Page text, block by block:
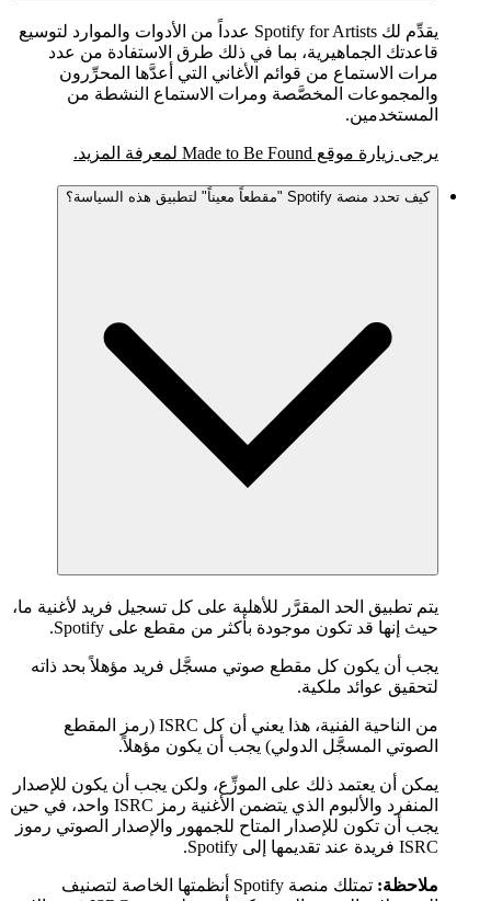
يقدِّم لك Spotify for Artists عدداً من الأدوات والموارد لتوسيع
قاعدتك الجماهيرية، بما في ذلك طرق الاستفادة من عدد
مرات الاستماع من قوائم الأغاني التي أعدَّها المحرِّرون
والمجموعات المخصَّصة ومرات الاستماع النشطة من
المستخدمين.
يرجى زيارة موقع Made to Be Found لمعرفة المزيد.
كيف تحدد منصة Spotify "مقطعاً معيناً" لتطبيق هذه السياسة؟
يتم تطبيق الحد المقرَّر للأهلية على كل تسجيل فريد لأغنية ما،
حيث إنها قد تكون موجودة بأكثر من مقطع على Spotify.
يجب أن يكون كل مقطع صوتي مسجَّل فريد مؤهلاً بحد ذاته
لتحقيق عوائد ملكية.
من الناحية الفنية، هذا يعني أن كل ISRC (رمز المقطع
الصوتي المسجَّل الدولي) يجب أن يكون مؤهلاً.
يمكن أن يعتمد ذلك على الموزِّع، ولكن يجب أن يكون للإصدار
المنفرد والألبوم الذي يتضمن الأغنية رمز ISRC واحد، في حين
يجب أن تكون للإصدار المتاح للجمهور والإصدار الصوتي رموز
ISRC فريدة عند تقديمها إلى Spotify.
ملاحظة:
تمتلك منصة Spotify أنظمتها الخاصة لتصنيف